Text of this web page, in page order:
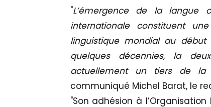
"L’émergence de la
internationale constituent
linguistique mondial au
quelques décennies, la
actuellement un tiers de la
communiqué Michel Barat, le
"Son adhésion à